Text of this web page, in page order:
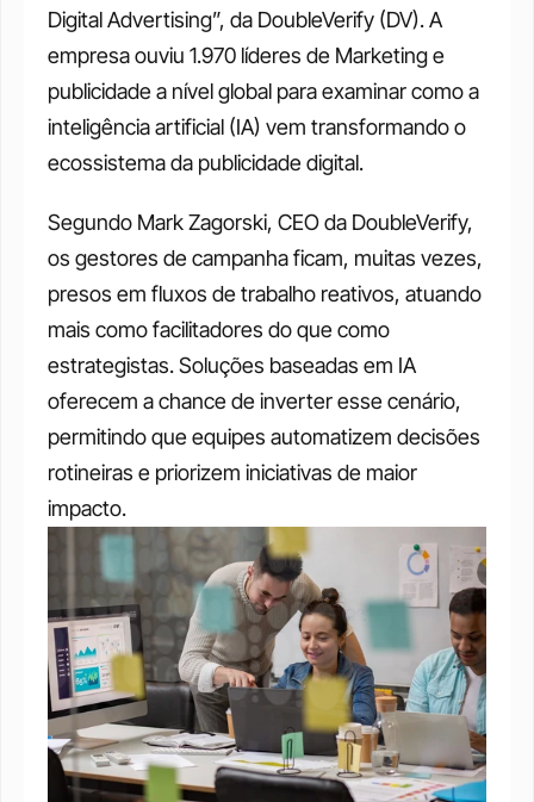
Digital Advertising”, da DoubleVerify (DV). A
empresa ouviu 1.970 líderes de Marketing e
publicidade a nível global para examinar como a
inteligência artificial (IA) vem transformando o
ecossistema da publicidade digital.
Segundo Mark Zagorski, CEO da DoubleVerify,
os gestores de campanha ficam, muitas vezes,
presos em fluxos de trabalho reativos, atuando
mais como facilitadores do que como
estrategistas. Soluções baseadas em IA
oferecem a chance de inverter esse cenário,
permitindo que equipes automatizem decisões
rotineiras e priorizem iniciativas de maior
impacto.